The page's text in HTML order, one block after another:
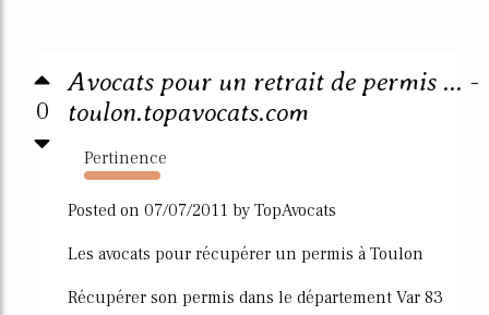
0
Avocats pour un retrait de permis ... -
toulon.topavocats.com
Pertinence
4483%
Posted on 07/07/2011 by TopAvocats
Les avocats pour récupérer un permis à Toulon
Récupérer son permis dans le département Var 83